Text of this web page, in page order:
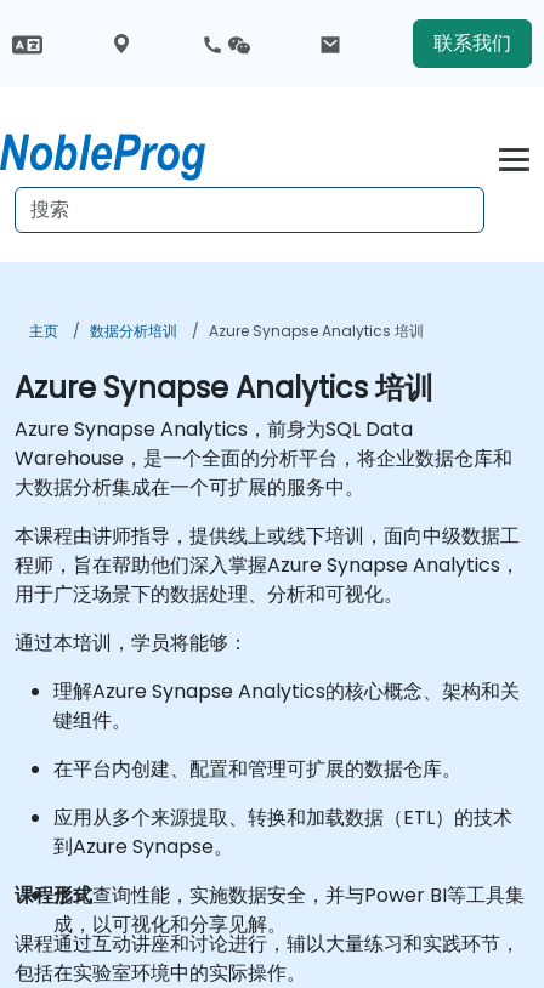
联系我们
主页 数据分析培训 Azure Synapse Analytics 培训
Azure Synapse Analytics 培训
Azure Synapse Analytics，前身为SQL Data
Warehouse，是一个全面的分析平台，将企业数据仓库和
大数据分析集成在一个可扩展的服务中。
本课程由讲师指导，提供线上或线下培训，面向中级数据工
程师，旨在帮助他们深入掌握Azure Synapse Analytics，
用于广泛场景下的数据处理、分析和可视化。
通过本培训，学员将能够：
理解Azure Synapse Analytics的核心概念、架构和关
键组件。
在平台内创建、配置和管理可扩展的数据仓库。
应用从多个来源提取、转换和加载数据（ETL）的技术
到Azure Synapse。
优化查询性能，实施数据安全，并与Power BI等工具集
成，以可视化和分享见解。
课程形式
课程通过互动讲座和讨论进行，辅以大量练习和实践环节，
包括在实验室环境中的实际操作。